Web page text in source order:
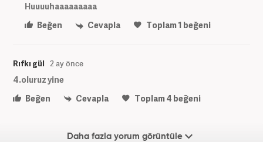
Huuuuhaaaaaaaaa
Beğen
Cevapla Toplam1 beğeni
Rıfkı gül 2 ay önce
4.oluruz yine
Beğen
Cevapla Toplam4 beğeni
Daha fazla yorum görüntüle